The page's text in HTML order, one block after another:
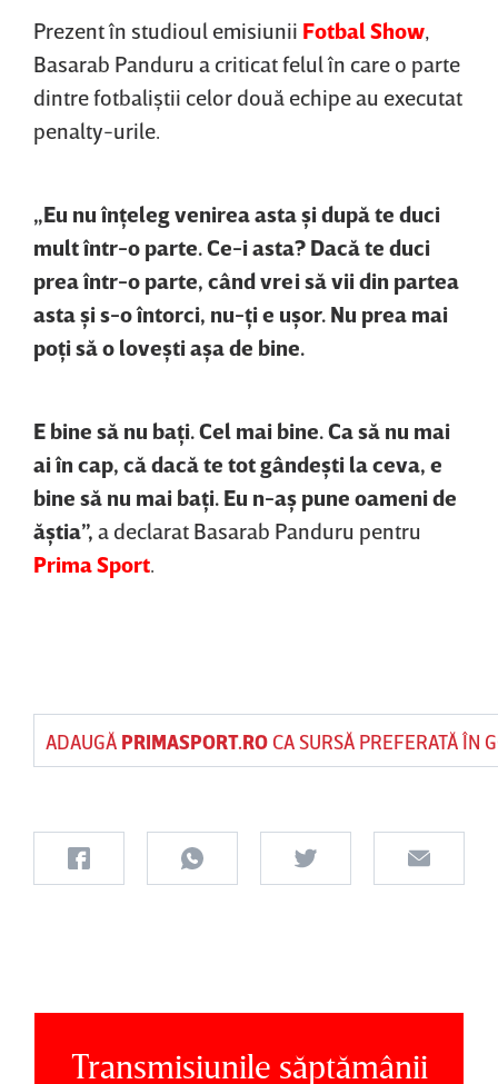
Prezent în studioul emisiunii Fotbal Show,
Basarab Panduru a criticat felul în care o parte
dintre fotbaliştii celor două echipe au executat
penalty-urile.
„Eu nu înţeleg venirea asta şi după te duci
mult într-o parte. Ce-i asta? Dacă te duci
prea într-o parte, când vrei să vii din partea
asta şi s-o întorci, nu-ţi e uşor. Nu prea mai
poţi să o loveşti aşa de bine.
E bine să nu baţi. Cel mai bine. Ca să nu mai
ai în cap, că dacă te tot gândeşti la ceva, e
bine să nu mai baţi. Eu n-aş pune oameni de
ăştia”, a declarat Basarab Panduru pentru
Prima Sport.
ADAUGĂ PRIMASPORT.ROCA SURSĂ PREFERATĂ ÎN
Transmisiunile săptămânii